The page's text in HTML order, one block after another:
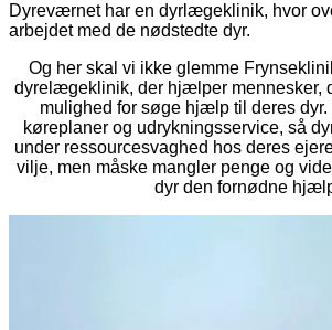
Dyreværnet har en dyrlægeklinik, hvor
arbejdet med de nødstedte dyr.
Og her skal vi ikke glemme
dyrelægeklinik, der hjælper mennesker,
mulighed for søge hjælp til deres dyr.
køreplaner og udrykningsservice, så
under ressourcesvaghed hos deres
vilje, men måske mangler penge og
dyr den fornødne